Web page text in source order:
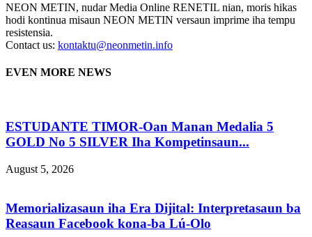
NEON METIN, nudar Media Online RENETIL nian, moris hikas
hodi kontinua misaun NEON METIN versaun imprime iha tempu
resistensia.
Contact us: kontaktu@neonmetin.info
EVEN MORE NEWS
ESTUDANTE TIMOR-Oan Manan Medalia 5
GOLD No 5 SILVER Iha Kompetinsaun...
August 5, 2026
Memorializasaun iha Era Dijital: Interpretasaun ba
Reasaun Facebook kona-ba Lú-Olo